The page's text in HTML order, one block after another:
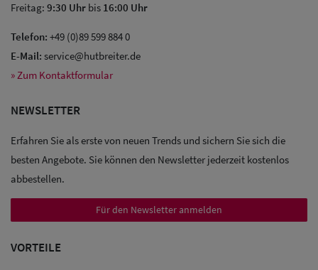
Sale: Caps
Sale:
Baseball
Caps
Caps
Freitag: 9:30 Uhr bis 16:00 Uhr
Telefon: +49 (0)89 599 884 0
E-Mail: service@hutbreiter.de
» Zum Kontaktformular
NEWSLETTER
Erfahren Sie als erste von neuen Trends und sichern Sie sich die
besten Angebote. Sie können den Newsletter jederzeit kostenlos
abbestellen.
Für den Newsletter anmelden
VORTEILE